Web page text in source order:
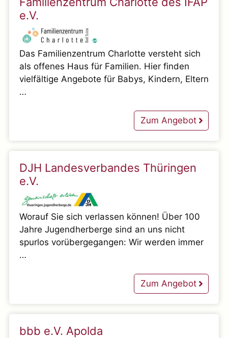
e.V.
Das Familienzentrum Charlotte versteht sich
als offenes Haus für Familien. Hier finden
vielfältige Angebote für Babys, Kindern, Eltern
…
Zum Angebot
DJH Landesverbandes Thüringen
e.V.
Worauf Sie sich verlassen können! Über 100
Jahre Jugendherberge sind an uns nicht
spurlos vorübergegangen: Wir werden immer
…
Zum Angebot
bbb e.V. Apolda